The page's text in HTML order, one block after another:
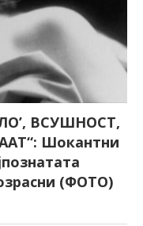
ВСУШНОСТ,
Шокантни
(ФОТО)